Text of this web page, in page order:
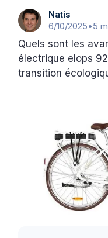
Natis
6/10/2025•5
Quels sont les
électrique elops
transition